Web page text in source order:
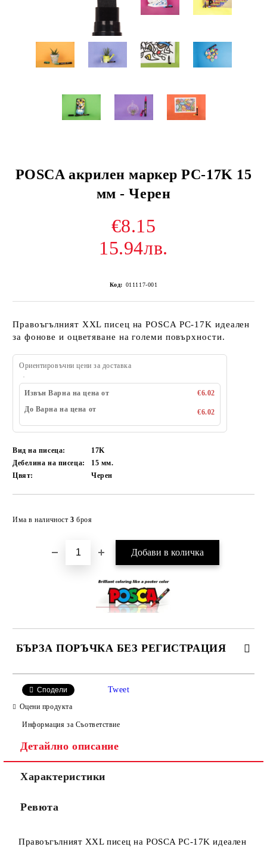
POSCA акрилен маркер PC-17K 15
мм - Черен
€8.15
15.94лв.
Код: 011117-001
Правоъгълният XXL писец на POSCA PC-17K идеален
за фонове и оцветяване на големи повърхности.
Ориентировъчни цени за доставка
Извън Варна на цена от
€6.02
До Варна на цена от
€6.02
Вид на писеца:
17K
Дебелина на писеца:
15 мм.
Цвят:
Черен
Има в наличност 3 броя
БЪРЗА ПОРЪЧКА БЕЗ РЕГИСТРАЦИЯ
Сподели Tweet
Оцени продукта
Информация за Съответствие
Детайлно описание
Характеристики
Ревюта
Правоъгълният XXL писец на POSCA PC-17K идеален